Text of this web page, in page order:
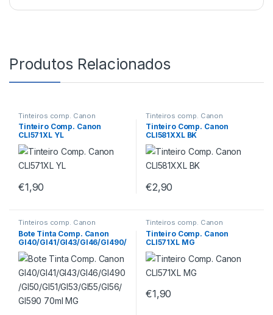
Produtos Relacionados
Tinteiros comp. Canon
Tinteiro Comp. Canon
CLI571XL YL
€1,90
Tinteiros comp. Canon
Tinteiro Comp. Canon
CLI581XXL BK
€2,90
Tinteiros comp. Canon
Bote Tinta Comp. Canon
GI40/GI41/GI43/GI46/GI490/
GI50/GI51/GI53/GI55/GI56/GI
590 70ml MG
Tinteiros comp. Canon
Tinteiro Comp. Canon
CLI571XL MG
€1,90